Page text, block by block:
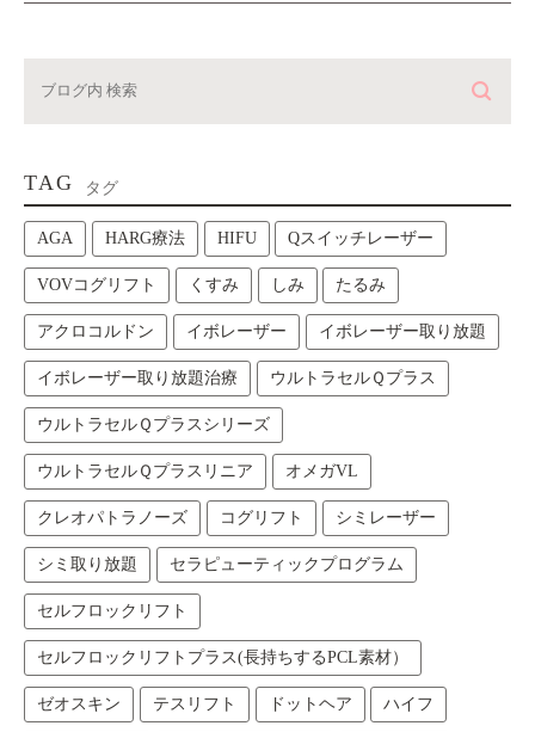
TAG タグ
AGA HARG療法 HIFU Qスイッチレーザー
VOVコグリフト くすみ しみ たるみ
アクロコルドン イボレーザー イボレーザー取り放題
イボレーザー取り放題治療 ウルトラセルＱプラス
ウルトラセルＱプラスシリーズ
ウルトラセルＱプラスリニア オメガVL
クレオパトラノーズ コグリフト シミレーザー
シミ取り放題 セラピューティックプログラム
セルフロックリフト
セルフロックリフトプラス(長持ちするPCL素材）
ゼオスキン テスリフト ドットヘア ハイフ